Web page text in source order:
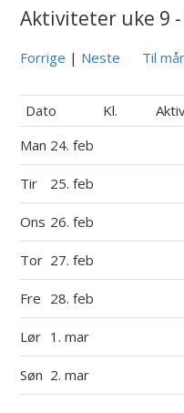
Aktiviteter uke 9 -
Forrige | Neste Til
Dato Kl.
Man 24. feb
Tir 25. feb
Ons 26. feb
Tor 27. feb
Fre 28. feb
Lør 1. mar
Søn 2. mar